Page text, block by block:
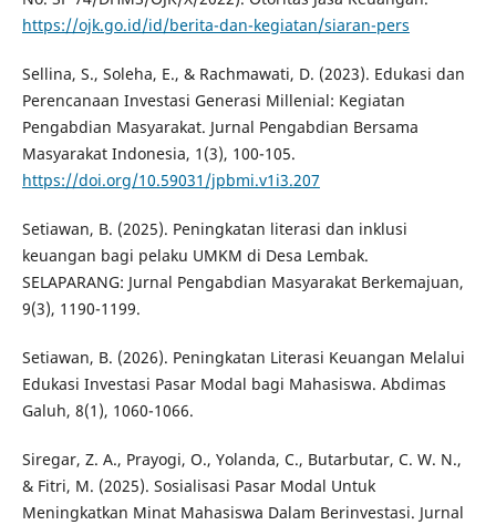
https://ojk.go.id/id/berita-dan-kegiatan/siaran-pers
Sellina, S., Soleha, E., & Rachmawati, D. (2023). Edukasi dan
Perencanaan Investasi Generasi Millenial: Kegiatan
Pengabdian Masyarakat. Jurnal Pengabdian Bersama
Masyarakat Indonesia, 1(3), 100-105.
https://doi.org/10.59031/jpbmi.v1i3.207
Setiawan, B. (2025). Peningkatan literasi dan inklusi
keuangan bagi pelaku UMKM di Desa Lembak.
SELAPARANG: Jurnal Pengabdian Masyarakat Berkemajuan,
9(3), 1190-1199.
Setiawan, B. (2026). Peningkatan Literasi Keuangan Melalui
Edukasi Investasi Pasar Modal bagi Mahasiswa. Abdimas
Galuh, 8(1), 1060-1066.
Siregar, Z. A., Prayogi, O., Yolanda, C., Butarbutar, C. W. N.,
& Fitri, M. (2025). Sosialisasi Pasar Modal Untuk
Meningkatkan Minat Mahasiswa Dalam Berinvestasi. Jurnal